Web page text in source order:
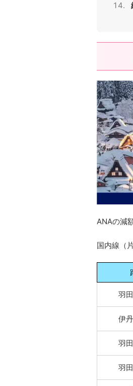
ANAの減
国内線（
羽
伊
羽
羽